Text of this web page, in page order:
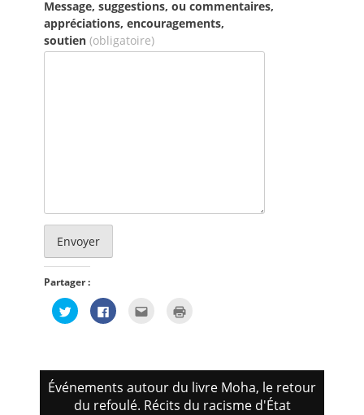
Message, suggestions, ou commentaires,
appréciations, encouragements,
soutien (obligatoire)
Partager :
Cliquez
pour
partager
fenêtre)
Cliquez
pour
fenêtre)
Cliquez
ami(ouvre
dans
une
Événements autour du livre Moha, le retour
du refoulé. Récits du racisme d'État